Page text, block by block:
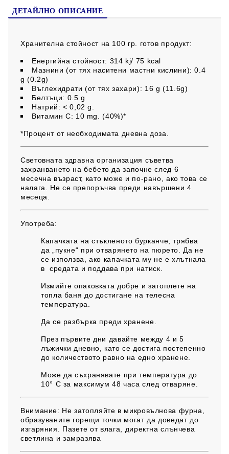
ДЕТАЙЛНО ОПИСАНИЕ
Хранителна стойност на 100 гр. готов продукт:
Енергийна стойност: 314 kj/ 75 kcal
Мазнини (от тях наситени мастни кислини): 0.4
g (0.2g)
Въглехидрати (от тях захари): 16 g (11.6g)
Белтъци: 0.5 g
Натрий: < 0,02 g.
Витамин С: 10 mg. (40%)*
*Процент от необходимата дневна доза.
Световната здравна организация съветва
захранването на бебето да започне след 6
месечна възраст, като може и по-рано, ако това се
налага. Не се препоръчва преди навършени 4
месеца.
Употреба:
Капачката на стъкленото бурканче, трябва
да „пукне“ при отварянето на пюрето. Да не
се използва, ако капачката му не е хлътнала
в средата и поддава при натиск.
Измийте опаковката добре и затоплете на
топла баня до достигане на телесна
температура.
Да се разбърка преди хранене.
През първите дни давайте между 4 и 5
лъжички дневно, като се достига постепенно
до количеството равно на едно хранене.
Може да съхранявате при температура до
10° С за максимум 48 часа след отваряне.
Внимание: Не затопляйте в микровълнова фурна,
образуваните горещи точки могат да доведат до
изгаряния. Пазете от влага, директна слънчева
светлина и замразява